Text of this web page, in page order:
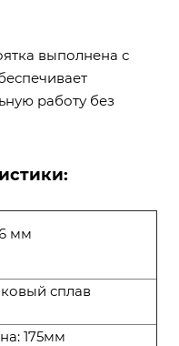
выполнена с
работу без
мм
сплав
175мм